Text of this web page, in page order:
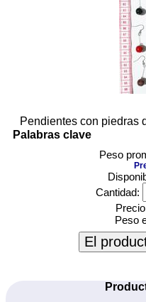
Pendientes con piedras
Palabras clave
Peso
Cantidad:
Peso
El